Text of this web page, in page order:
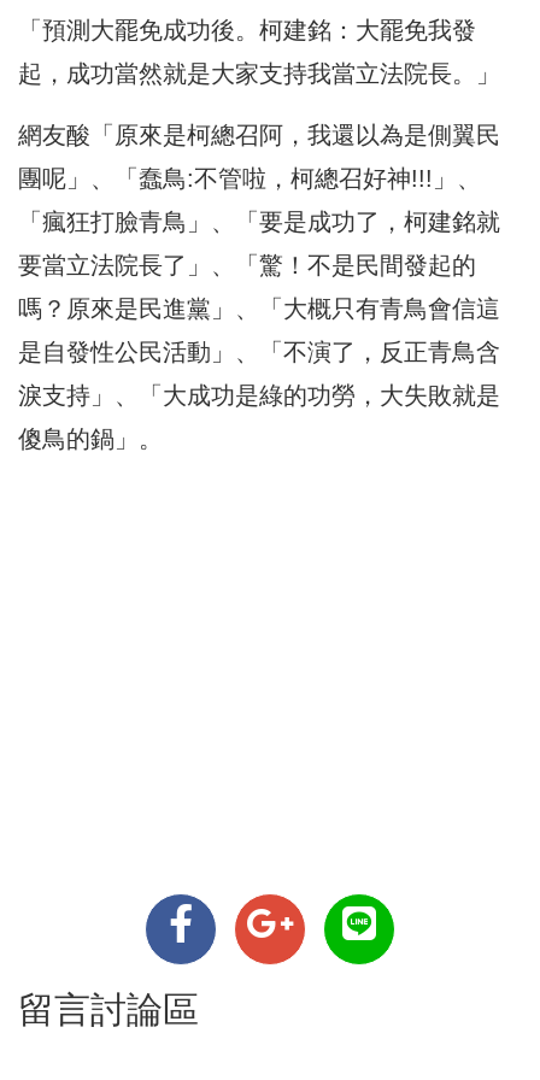
「預測大罷免成功後。柯建銘：大罷免我發
起，成功當然就是大家支持我當立法院長。」
網友酸「原來是柯總召阿，我還以為是側翼民
團呢」、「蠢鳥:不管啦，柯總召好神!!!」、
「瘋狂打臉青鳥」、「要是成功了，柯建銘就
要當立法院長了」、「驚！不是民間發起的
嗎？原來是民進黨」、「大概只有青鳥會信這
是自發性公民活動」、「不演了，反正青鳥含
淚支持」、「大成功是綠的功勞，大失敗就是
傻鳥的鍋」。
留言討論區